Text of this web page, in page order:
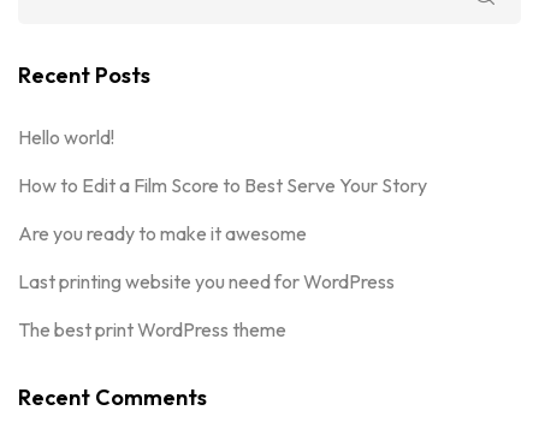
Recent Posts
Hello world!
How to Edit a Film Score to Best Serve Your Story
Are you ready to make it awesome
Last printing website you need for WordPress
The best print WordPress theme
Recent Comments